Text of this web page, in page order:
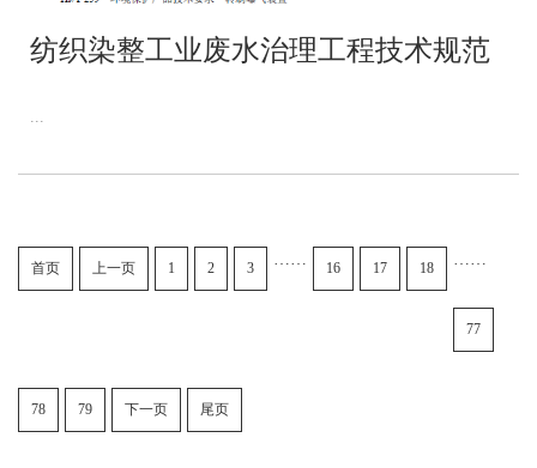
纺织染整工业废水治理工程技术规范
...
首页 上一页 1 2 3 …… 16 17 18 ……
77
78 79 下一页 尾页